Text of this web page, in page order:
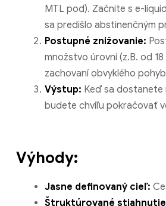
MTL pod). Začnite s e-
sa predišlo abstinenčným
Postupné znižovanie:
množstvo úrovní (z.B. od
zachovaní obvyklého
Výstup: Keď sa dostanete
budete chvíľu pokračovať
Výhody:
Jasne definovaný cieľ:
Štruktúrované